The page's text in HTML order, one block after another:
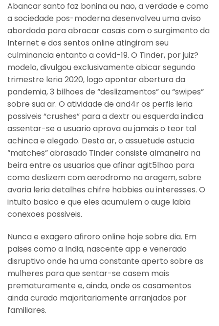
Abancar santo faz bonina ou nao, a verdade e como
a sociedade pos-moderna desenvolveu uma aviso
abordada para abracar casais com o surgimento da
Internet e dos sentos online atingiram seu
culminancia entanto a covid-19. O Tinder, por juiz?
modelo, divulgou exclusivamente abicar segundo
trimestre leria 2020, logo apontar abertura da
pandemia, 3 bilhoes de “deslizamentos” ou “swipes”
sobre sua ar. O atividade de and4r os perfis leria
possiveis “crushes” para a dextr ou esquerda indica
assentar-se o usuario aprova ou jamais o teor tal
achinca e alegado. Desta ar, o assuetude astucia
“matches” abrasado Tinder consiste almaneira na
beira entre os usuarios que afinar agit5lhao para
como deslizem com aerodromo na aragem, sobre
avaria leria detalhes chifre hobbies ou interesses. O
intuito basico e que eles acumulem o auge labia
conexoes possiveis.
Nunca e exagero afiroro online hoje sobre dia. Em
paises como a India, nascente app e venerado
disruptivo onde ha uma constante aperto sobre as
mulheres para que sentar-se casem mais
prematuramente e, ainda, onde os casamentos
ainda curado majoritariamente arranjados por
familiares.